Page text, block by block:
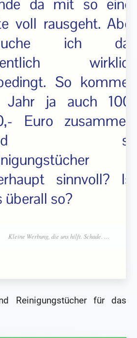
da mit so einer
voll rausgeht. Aber
ich das
wirklich
So kommen
ja auch 100-
Euro zusammen.
so
sinnvoll? Ist
überall so?
Reinigungstücher für das